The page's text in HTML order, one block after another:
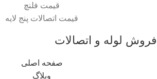
قیمت فلنچ
قیمت اتصالات پنج لایه
فروش لوله و اتصالات
صفحه اصلی
وبلاگ